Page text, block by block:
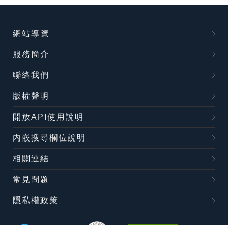
:::
網站導覽
服務簡介
聯絡我們
版權聲明
開放API使用說明
內嵌搜尋欄位說明
相關連結
常見問題
隱私權政策